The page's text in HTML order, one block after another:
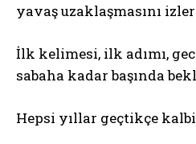
yavaş uzaklaşmasını
İlk kelimesi, ilk adımı,
sabaha kadar başında
Hepsi yıllar geçtikçe